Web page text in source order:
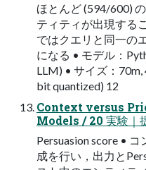
ほとんど (594/600)
ティティが出現する
ではクエリと同一の
になる • モデル：
LLM) • サイズ：70m,
bit quantized) 12
Context versus
Models / 20 実験｜
Persuasion score •
成を行い，出力と